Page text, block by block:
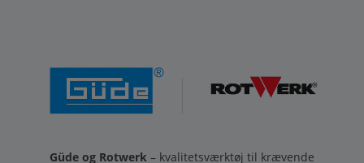
Güde og Rotwerk – kvalitetsværktøj til krævende